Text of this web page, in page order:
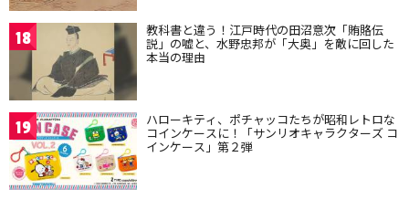
18 教科書と違う！江戸時代の田沼意次「賄賂伝
説」の嘘と、水野忠邦が「大奥」を敵に回した
本当の理由
19 ハローキティ、ポチャッコたちが昭和レトロな
コインケースに！「サンリオキャラクターズ コ
インケース」第２弾